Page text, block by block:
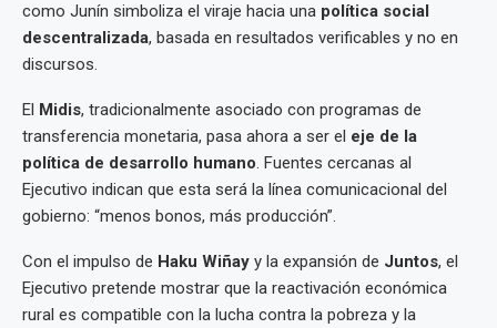
como Junín simboliza el viraje hacia una política social
descentralizada, basada en resultados verificables y no en
discursos.
El Midis, tradicionalmente asociado con programas de
transferencia monetaria, pasa ahora a ser el eje de la
política de desarrollo humano. Fuentes cercanas al
Ejecutivo indican que esta será la línea comunicacional del
gobierno: “menos bonos, más producción”.
Con el impulso de Haku Wiñay y la expansión de Juntos, el
Ejecutivo pretende mostrar que la reactivación económica
rural es compatible con la lucha contra la pobreza y la